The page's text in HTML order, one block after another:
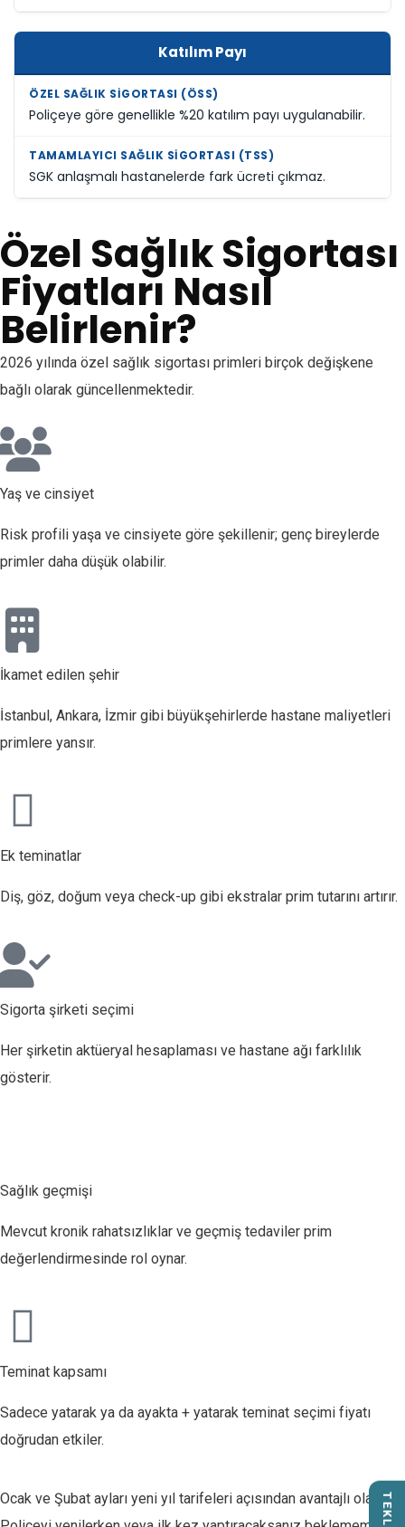
Katılım Payı
Poliçeye göre genellikle %20 katılım payı uygulanabilir.
SGK anlaşmalı hastanelerde fark ücreti çıkmaz.
Özel Sağlık Sigortası
Fiyatları Nasıl
Belirlenir?
2026 yılında özel sağlık sigortası primleri birçok değişkene
bağlı olarak güncellenmektedir.
Yaş ve cinsiyet
Risk profili yaşa ve cinsiyete göre şekillenir; genç bireylerde
primler daha düşük olabilir.
İkamet edilen şehir
İstanbul, Ankara, İzmir gibi büyükşehirlerde hastane maliyetleri
primlere yansır.
Ek teminatlar
Diş, göz, doğum veya check-up gibi ekstralar prim tutarını artırır.
Sigorta şirketi seçimi
Her şirketin aktüeryal hesaplaması ve hastane ağı farklılık
gösterir.
Sağlık geçmişi
Mevcut kronik rahatsızlıklar ve geçmiş tedaviler prim
değerlendirmesinde rol oynar.
Teminat kapsamı
Sadece yatarak ya da ayakta + yatarak teminat seçimi fiyatı
doğrudan etkiler.
Ocak ve Şubat ayları yeni yıl tarifeleri açısından avantajlı olabilir.